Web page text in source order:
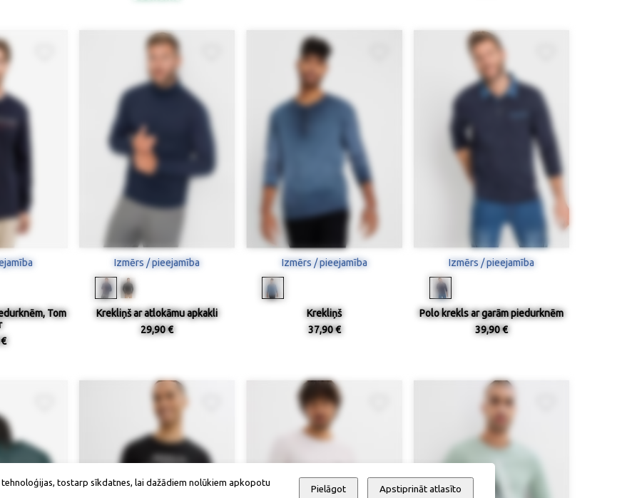
Tom
Izmērs / pieejamība
Krekliņš ar atlokāmu apkakli
29,90 €
Izmērs / pieejamība
Krekliņš
37,90 €
Izmērs / pieejamība
Polo krekls ar garām piedurknēm
39,90 €
tostarp sīkdatnes, lai dažādiem nolūkiem apkopotu
Pielāgot Apstiprināt atlasīto